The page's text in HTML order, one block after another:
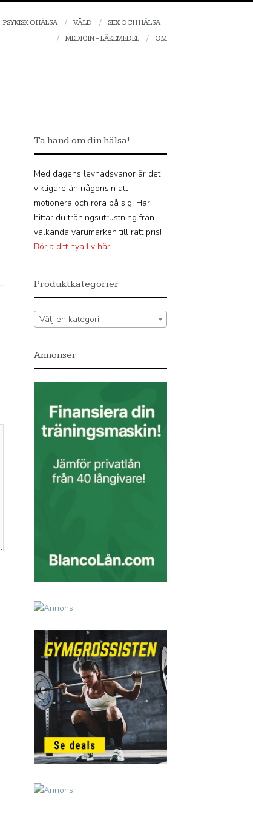
PSYKISK OHÄLSA VÅLD
SEX OCH HÄLSA
MEDICIN – LÄKEMEDEL
OM
Ta hand om din hälsa!
Med dagens levnadsvanor är det
viktigare än någonsin att
motionera och röra på sig. Här
hittar du träningsutrustning från
välkända varumärken till rätt pris!
Börja ditt nya liv här!
Produktkategorier
Välj en kategori
Annonser